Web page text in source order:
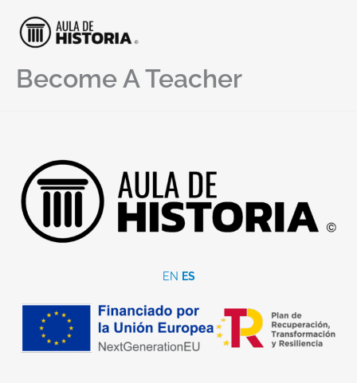
contenido
Become A Teacher
EN ES